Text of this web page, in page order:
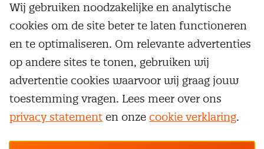
Service & contact
Over inkoop
Netwerk en communities
Aanmelden nieuwsbrief
Word lid van Nevi
Populaire thema's
Aanbesteden
Contractmanagement
Kostenmanagement
Onderhandelen
Supply management
Opleidingen en trainingen
Trainingen
Opleidingen
Maatwerk
Cookievoorkeuren beherenOnzealgemene
Wij gebruiken noodzakelijke en analytische
cookies om de site beter te laten functioneren
en te optimaliseren. Om relevante advertenties
op andere sites te tonen, gebruiken wij
advertentie cookies waarvoor wij graag jouw
toestemming vragen. Lees meer over ons
privacy statement en onze cookie verklaring.